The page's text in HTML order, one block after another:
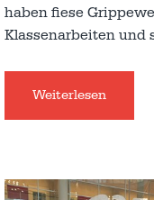
haben fiese
Klassenarbeiten und
Weiterlesen